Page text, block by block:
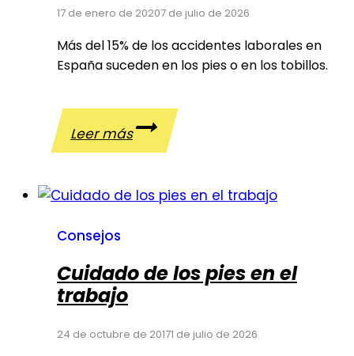
17 de enero de 20207 de julio de 2026
Más del 15% de los accidentes laborales en
España suceden en los pies o en los tobillos.
Leer más¿Cómo
proteger
pies
el
Consejos
Cuidado de los pies en el
trabajo
24 de octubre de 20171 de julio de 2026